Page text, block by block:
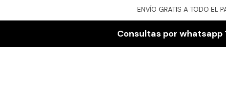
ENVÍO GRATIS A TODO EL
Consultas por whatsapp